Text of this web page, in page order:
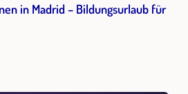
in Madrid – Bildungsurlaub für